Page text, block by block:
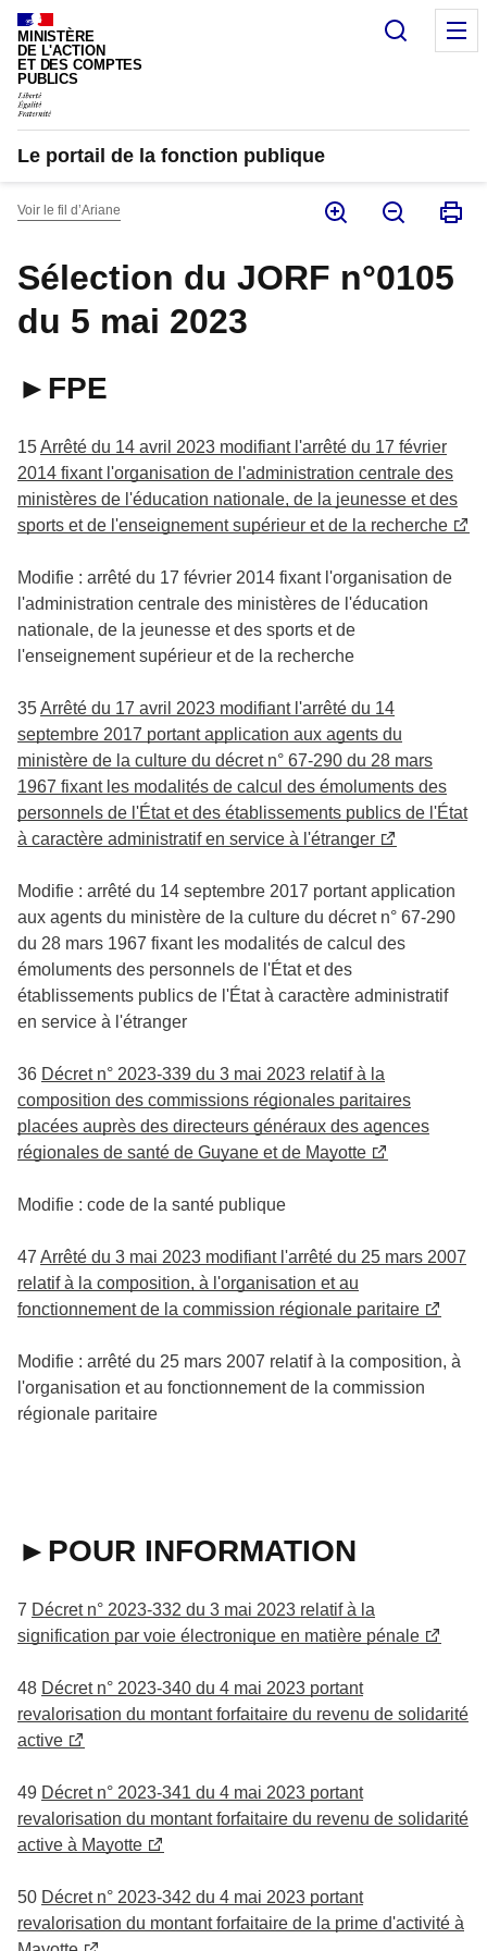
Panneau de gestion des cookies
MINISTÈRE
DE L'ACTION
ET DES COMPTES
PUBLICS
Le portail de la fonction publique
Voir le fil d’Ariane
Sélection du JORF n°0105
du 5 mai 2023
►FPE
15Arrêté du 14 avril 2023 modifiant l'arrêté du 17 février
2014 fixant l'organisation de l'administration centrale des
ministères de l'éducation nationale, de la jeunesse et des
sports et de l'enseignement supérieur et de la recherche
Modifie : arrêté du 17 février 2014 fixant l'organisation de
l'administration centrale des ministères de l'éducation
nationale, de la jeunesse et des sports et de
l'enseignement supérieur et de la recherche
35Arrêté du 17 avril 2023 modifiant l'arrêté du 14
septembre 2017 portant application aux agents du
ministère de la culture du décret n° 67-290 du 28 mars
1967 fixant les modalités de calcul des émoluments des
personnels de l'État et des établissements publics de l'État
à caractère administratif en service à l'étranger
Modifie : arrêté du 14 septembre 2017 portant application
aux agents du ministère de la culture du décret n° 67-290
du 28 mars 1967 fixant les modalités de calcul des
émoluments des personnels de l'État et des
établissements publics de l'État à caractère administratif
en service à l'étranger
36 Décret n° 2023-339 du 3 mai 2023 relatif à la
composition des commissions régionales paritaires
placées auprès des directeurs généraux des agences
régionales de santé de Guyane et de Mayotte
Modifie : code de la santé publique
47 Arrêté du 3 mai 2023 modifiant l'arrêté du 25 mars 2007
relatif à la composition, à l'organisation et au
fonctionnement de la commission régionale paritaire
Modifie : arrêté du 25 mars 2007 relatif à la composition, à
l'organisation et au fonctionnement de la commission
régionale paritaire
►POUR INFORMATION
7 Décret n° 2023-332 du 3 mai 2023 relatif à la
signification par voie électronique en matière pénale
48 Décret n° 2023-340 du 4 mai 2023 portant
revalorisation du montant forfaitaire du revenu de solidarité
active
49 Décret n° 2023-341 du 4 mai 2023 portant
revalorisation du montant forfaitaire du revenu de solidarité
active à Mayotte
50 Décret n° 2023-342 du 4 mai 2023 portant
revalorisation du montant forfaitaire de la prime d'activité à